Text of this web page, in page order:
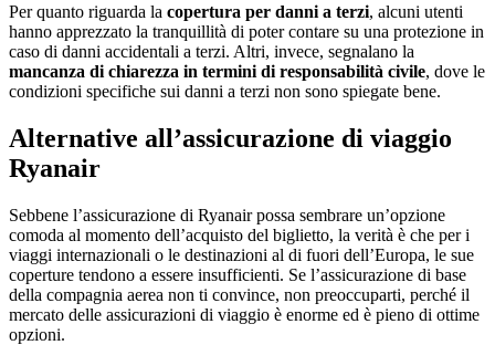
Per quanto riguarda la copertura per danni a terzi, alcuni utenti
hanno apprezzato la tranquillità di poter contare su una protezione in
caso di danni accidentali a terzi. Altri, invece, segnalano la
mancanza di chiarezza in termini di responsabilità civile, dove le
condizioni specifiche sui danni a terzi non sono spiegate bene.
Alternative all’assicurazione di viaggio
Ryanair
Sebbene l’assicurazione di Ryanair possa sembrare un’opzione
comoda al momento dell’acquisto del biglietto, la verità è che per i
viaggi internazionali o le destinazioni al di fuori dell’Europa, le sue
coperture tendono a essere insufficienti. Se l’assicurazione di base
della compagnia aerea non ti convince, non preoccuparti, perché il
mercato delle assicurazioni di viaggio è enorme ed è pieno di ottime
opzioni.